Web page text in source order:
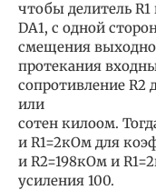
чтобы делитель
DA1, с одной
смещения
протекания
сопротивление R2
или
сотен килоом.
и R1=2кОм для
и R2=198кОм и
усиления 100.